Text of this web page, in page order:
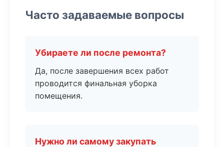
Часто задаваемые вопросы
Убираете ли после ремонта?
Да, после завершения всех работ
проводится финальная уборка
помещения.
Нужно ли самому закупать